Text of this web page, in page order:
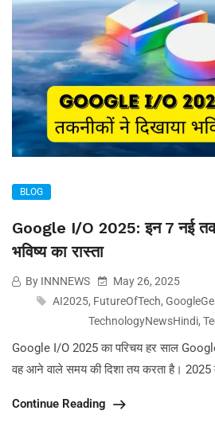
BLOG
Google I/O 2025: इन 7 नई
भविष्य का रास्ता
By INNNEWS
May 26, 2025
AI2025, FutureOfTech,
TechnologyNewsHindi,
Google I/O 2025 का परिचय हर साल
वह आने वाले समय की दिशा तय करता है। 2025
Continue Reading